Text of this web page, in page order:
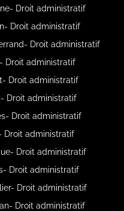
Droit administratif
Droit administratif
Droit administratif
Droit administratif
Droit administratif
Droit administratif
Droit administratif
Droit administratif
Droit administratif
Droit administratif
Droit administratif
Droit administratif